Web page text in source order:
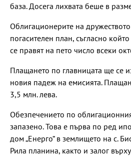
база. Досега лихвата беше в
Облигационерите на
погасителен план, съгласно
се правят на пето число всеки
Плащането по главницата ще се
новия падеж на емисията.
3,5 млн. лева.
Обезпечението по
запазено. Това е първа по ред
дом „Енерго“ в землището на с.
Рила планина, както и залог